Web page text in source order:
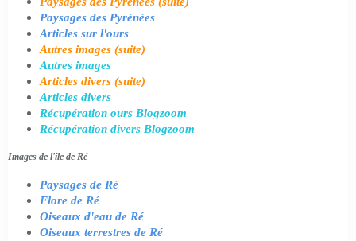
Paysages des Pyrénées
Articles sur l'ours
Autres images (suite)
Autres images
Articles divers (suite)
Articles divers
Récupération ours Blogzoom
Récupération divers Blogzoom
Images de l'île de Ré
Paysages de Ré
Flore de Ré
Oiseaux d'eau de Ré
Oiseaux terrestres de Ré